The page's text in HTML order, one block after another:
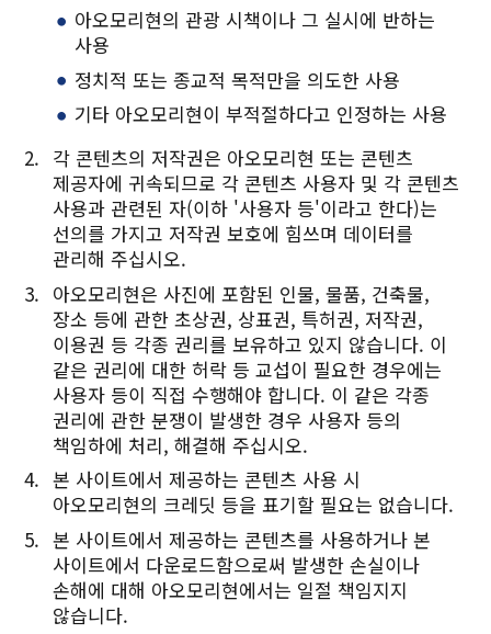
아오모리현의 관광 시책이나 그 실시에 반하는
사용
정치적 또는 종교적 목적만을 의도한 사용
기타 아오모리현이 부적절하다고 인정하는 사용
각 콘텐츠의 저작권은 아오모리현 또는 콘텐츠
제공자에 귀속되므로 각 콘텐츠 사용자 및 각 콘텐츠
사용과 관련된 자(이하 '사용자 등'이라고 한다)는
선의를 가지고 저작권 보호에 힘쓰며 데이터를
관리해 주십시오.
아오모리현은 사진에 포함된 인물, 물품, 건축물,
장소 등에 관한 초상권, 상표권, 특허권, 저작권,
이용권 등 각종 권리를 보유하고 있지 않습니다. 이
같은 권리에 대한 허락 등 교섭이 필요한 경우에는
사용자 등이 직접 수행해야 합니다. 이 같은 각종
권리에 관한 분쟁이 발생한 경우 사용자 등의
책임하에 처리, 해결해 주십시오.
본 사이트에서 제공하는 콘텐츠 사용 시
아오모리현의 크레딧 등을 표기할 필요는 없습니다.
본 사이트에서 제공하는 콘텐츠를 사용하거나 본
사이트에서 다운로드함으로써 발생한 손실이나
손해에 대해 아오모리현에서는 일절 책임지지
않습니다.